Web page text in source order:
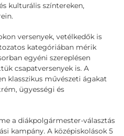
kulturális színtereken,
versenyek, vetélkedők is
kategóriában mérik
egyéni szereplésen
csapatversenyek is. A
klasszikus művészeti ágakat
ügyességi és
a diákpolgármester-választás
kampány. A középiskolások 5